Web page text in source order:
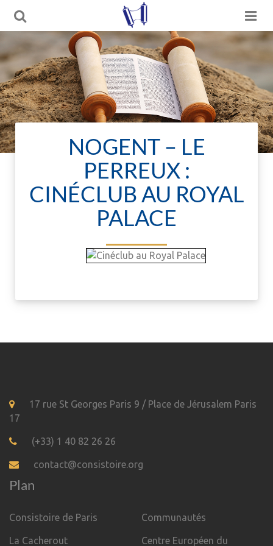
NOGENT – LE
PERREUX :
CINÉCLUB AU ROYAL
PALACE
17 rue St Georges Paris 9 / Place de Jérusalem Paris
17
(+33) 1 40 82 26 26
contact@consistoire.org
Plan
Consistoire de Paris
La Cacherout
Communautés
Centre Européen du